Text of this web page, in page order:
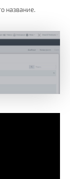
название.